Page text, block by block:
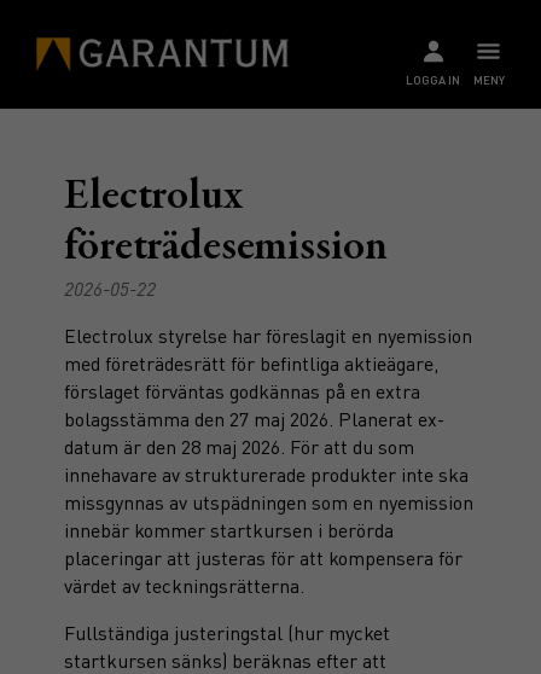
MENY
LOGGA IN
Electrolux
företrädesemission
2026-05-22
Electrolux styrelse har föreslagit en nyemission
med företrädesrätt för befintliga aktieägare,
förslaget förväntas godkännas på en extra
bolagsstämma den 27 maj 2026. Planerat ex-
datum är den 28 maj 2026. För att du som
innehavare av strukturerade produkter inte ska
missgynnas av utspädningen som en nyemission
innebär kommer startkursen i berörda
placeringar att justeras för att kompensera för
värdet av teckningsrätterna.
Fullständiga justeringstal (hur mycket
startkursen sänks) beräknas efter att